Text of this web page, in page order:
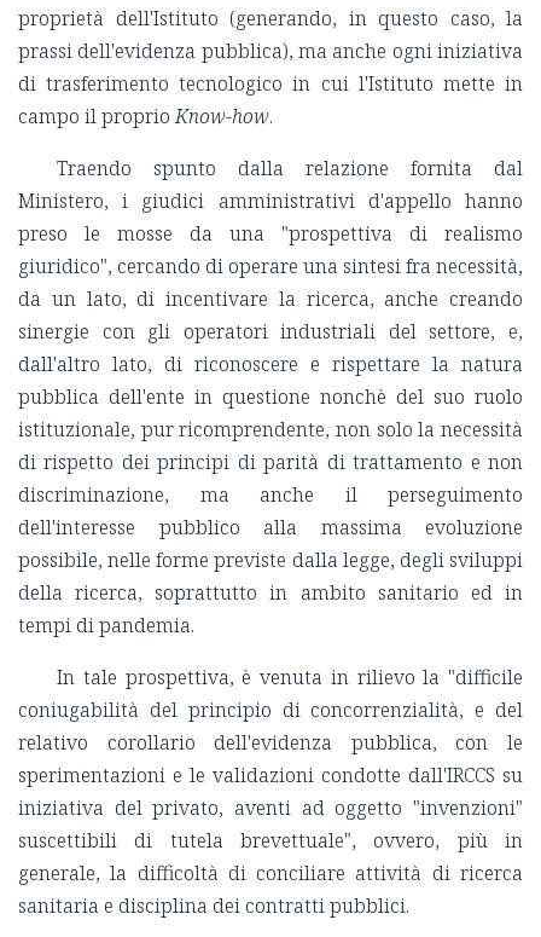
proprietà dell'Istituto (generando, in questo caso, la
prassi dell'evidenza pubblica), ma anche ogni iniziativa
di trasferimento tecnologico in cui l'Istituto mette in
campo il proprioKnow-how.
Traendo spunto dalla relazione fornita dal
Ministero, i giudici amministrativi d'appello hanno
preso le mosse da una "prospettiva di realismo
giuridico", cercando di operare una sintesi fra necessità,
da un lato, di incentivare la ricerca, anche creando
sinergie con gli operatori industriali del settore, e,
dall'altro lato, di riconoscere e rispettare la natura
pubblica dell'ente in questione nonchè del suo ruolo
istituzionale, pur ricomprendente, non solo la necessità
di rispetto dei principi di parità di trattamento e non
discriminazione, ma anche il perseguimento
dell'interesse pubblico alla massima evoluzione
possibile, nelle forme previste dalla legge, degli sviluppi
della ricerca, soprattutto in ambito sanitario ed in
tempi di pandemia.
In tale prospettiva, è venuta in rilievo la "difficile
coniugabilità del principio di concorrenzialità, e del
relativo corollario dell'evidenza pubblica, con le
sperimentazioni e le validazioni condotte dall'IRCCS su
iniziativa del privato, aventi ad oggetto "invenzioni"
suscettibili di tutela brevettuale", ovvero, più in
generale, la difficoltà di conciliare attività di ricerca
sanitaria e disciplina dei contratti pubblici.